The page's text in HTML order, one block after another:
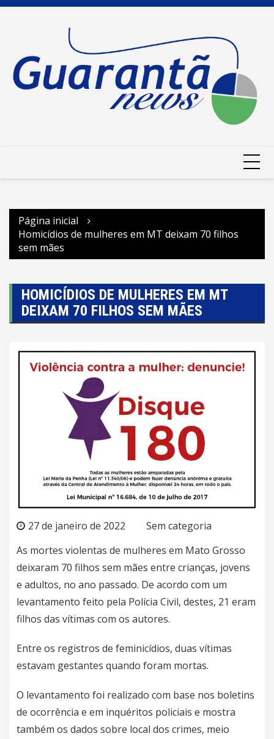
Ir
Página inicial
Homicídios de mulheres em MT deixam 70 filhos
sem mães
HOMICÍDIOS DE MULHERES EM MT
DEIXAM 70 FILHOS SEM MÃES
27 de janeiro de 2022
Sem categoria
As mortes violentas de mulheres em Mato Grosso
deixaram 70 filhos sem mães entre crianças, jovens
e adultos, no ano passado. De acordo com um
levantamento feito pela Polícia Civil, destes, 21 eram
filhos das vítimas com os autores.
Entre os registros de feminicídios, duas vítimas
estavam gestantes quando foram mortas.
O levantamento foi realizado com base nos boletins
de ocorrência e em inquéritos policiais e mostra
também os dados sobre local dos crimes, meio